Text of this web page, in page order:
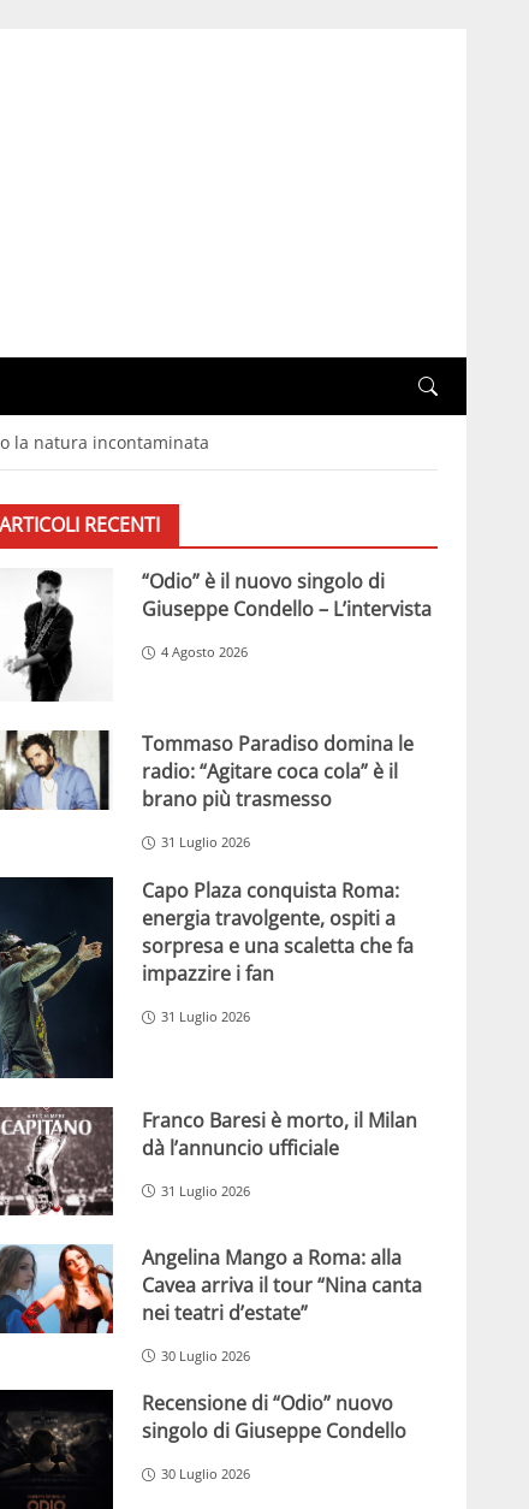
la natura incontaminata
ARTICOLI RECENTI
“Odio” è il nuovo singolo di
Giuseppe Condello – L’intervista
4 Agosto 2026
Tommaso Paradiso domina le
radio: “Agitare coca cola” è il
brano più trasmesso
31 Luglio 2026
Capo Plaza conquista Roma:
energia travolgente, ospiti a
sorpresa e una scaletta che fa
impazzire i fan
31 Luglio 2026
Franco Baresi è morto, il Milan
dà l’annuncio ufficiale
31 Luglio 2026
Angelina Mango a Roma: alla
Cavea arriva il tour “Nina canta
nei teatri d’estate”
30 Luglio 2026
Recensione di “Odio” nuovo
singolo di Giuseppe Condello
30 Luglio 2026